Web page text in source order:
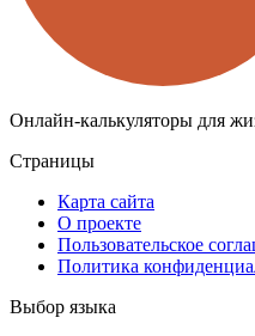
Онлайн-калькуляторы для
Страницы
Карта сайта
О проекте
Пользовательское
Политика
Выбор языка